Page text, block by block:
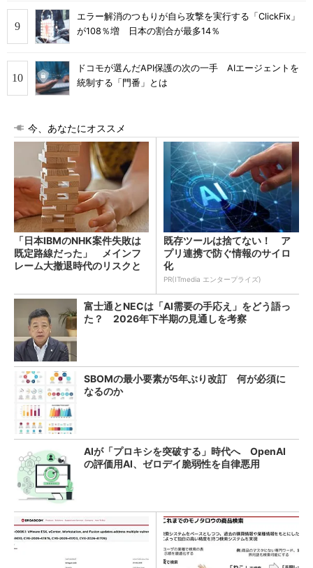
エラー解消のつもりが自ら攻撃を実行する「ClickFix」
が108％増 日本の割合が最多14％
ドコモが選んだAPI保護の次の一手 AIエージェントを
統制する「門番」とは
今、あなたにオススメ
「日本IBMのNHK案件失敗は
既定路線だった」 メインフ
レーム大撤退時代のリスクと
既存ツールは捨てない！ ア
プリ連携で防ぐ情報のサイロ
化
PR(ITmedia エンタープライズ)
富士通とNECは「AI需要の手応え」をどう語っ
た？ 2026年下半期の見通しを考察
SBOMの最小要素が5年ぶり改訂 何が必須に
なるのか
AIが「プロキシを突破する」時代へ OpenAI
の評価用AI、ゼロデイ脆弱性を自律悪用